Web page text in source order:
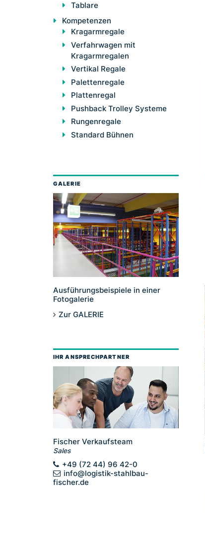
Tablare
Kompetenzen
Kragarmregale
Verfahrwagen mit
Kragarmregalen
Vertikal Regale
Palettenregale
Plattenregal
Pushback Trolley Systeme
Rungenregale
Standard Bühnen
GALERIE
Ausführungsbeispiele in einer
Fotogalerie
Zur GALERIE
IHR ANSPRECHPARTNER
Fischer Verkaufsteam
Sales
+49 (72 44) 96 42-0
info@logistik-stahlbau-
fischer.de